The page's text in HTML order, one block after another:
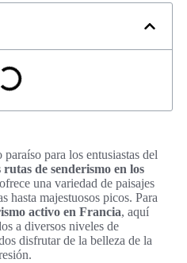
para los entusiastas del
rutas de senderismo en los
una variedad de paisajes
hasta majestuosos picos. Para
activo en Francia, aquí
a diversos niveles de
disfrutar de la belleza de la